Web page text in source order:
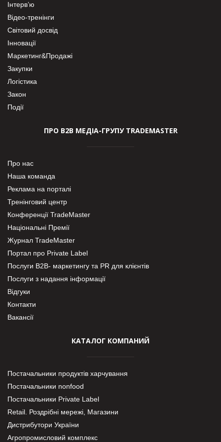
Інтерв’ю
Відео-тренінги
Світовий досвід
Інновації
Маркетинг&Продажі
Закупки
Логістика
Закон
Події
ПРО В2В МЕДІА-ГРУПУ TRADEMASTER
Про нас
Наша команда
Реклама на порталі
Тренінговий центр
Конференції TradeMaster
Національні Премії
Журнал TradeMaster
Портал про Private Label
Послуги В2В- маркетингу та PR для клієнтів
Послуги з надання інформації
Відгуки
Контакти
Вакансії
КАТАЛОГ КОМПАНИЙ
Постачальники продуктів харчування
Постачальники nonfood
Постачальники Private Label
Retail. Роздрібні мережі, Магазини
Дистрибутори України
Агропромисловий комплекс